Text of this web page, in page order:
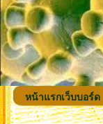
หน้าแรกเว็บบอร์ด